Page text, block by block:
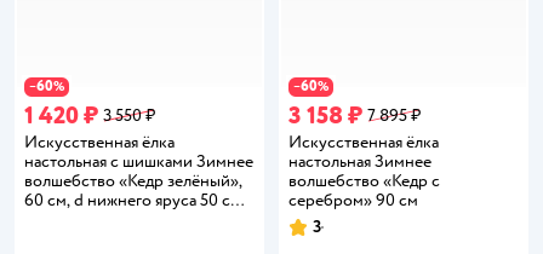
−60%
1 420 ₽ 3 550 ₽
Искусственная ёлка
настольная с шишками Зимнее
волшебство «Кедр зелёный»,
60 см, d нижнего яруса 50 см,
−60%
3 158 ₽ 7 895 ₽
Искусственная ёлка
настольная Зимнее
волшебство «Кедр с
серебром» 90 см
Рейтинг:
3